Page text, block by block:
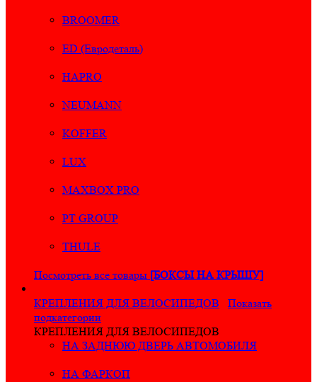
BROOMER
ED (Евродеталь)
HAPRO
NEUMANN
KOFFER
LUX
MAXBOX PRO
PT GROUP
THULE
Посмотреть все товары [БОКСЫ НА КРЫШУ]
КРЕПЛЕНИЯ ДЛЯ ВЕЛОСИПЕДОВ
Показать
подкатегории
КРЕПЛЕНИЯ ДЛЯ ВЕЛОСИПЕДОВ
НА ЗАДНЮЮ ДВЕРЬ АВТОМОБИЛЯ
НА ФАРКОП